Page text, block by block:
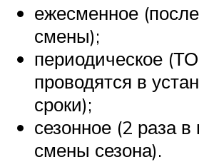
ежесменное
смены);
периодическое
проводятся в
сроки);
сезонное (2 раза в
смены сезона).